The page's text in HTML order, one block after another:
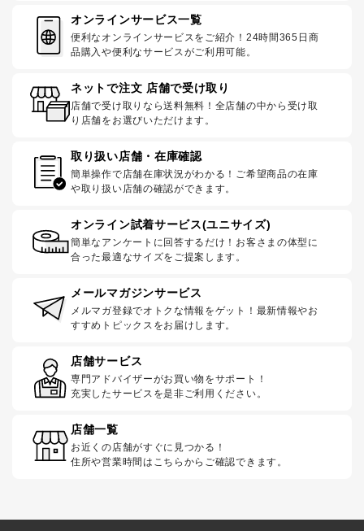
オンラインサービス一覧
便利なオンラインサービスをご紹介！24時間365日商
品購入や便利なサービスがご利用可能。
ネットで注文 店舗で受け取り
店舗で受け取りなら送料無料！全店舗の中から受け取
り店舗をお選びいただけます。
取り扱い店舗・在庫確認
簡単操作で店舗在庫状況がわかる！ご希望商品の在庫
や取り扱い店舗の確認ができます。
オンライン試着サービス(ユニサイズ)
簡単なアンケートに回答するだけ！お客さまの体型に
合った最適なサイズをご提案します。
メールマガジンサービス
メルマガ登録でオトクな情報をゲット！最新情報やお
すすめトピックスをお届けします。
店舗サービス
専門アドバイザーがお買い物をサポート！
充実したサービスを是非ご利用ください。
店舗一覧
お近くの店舗がすぐに見つかる！
住所や営業時間はこちらからご確認できます。